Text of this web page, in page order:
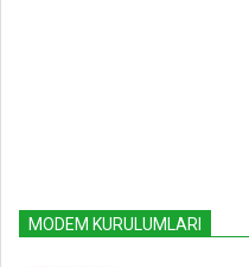
MODEM KURULUMLARI